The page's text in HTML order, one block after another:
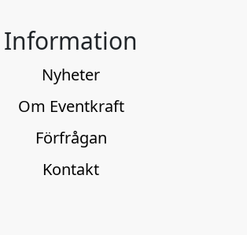
Information
Nyheter
Om Eventkraft
Förfrågan
Kontakt